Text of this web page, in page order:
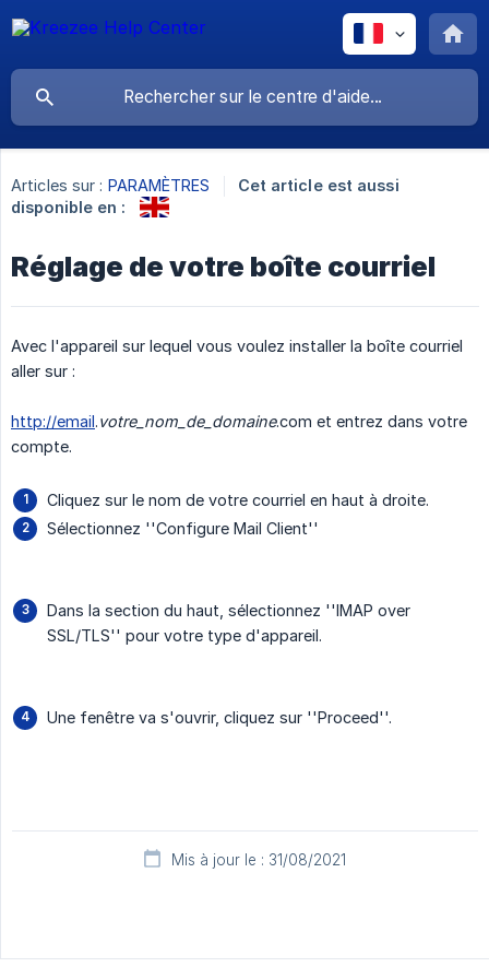
Articles sur : PARAMÈTRES
Cet article est aussi
disponible en :
Réglage de votre boîte courriel
Avec l'appareil sur lequel vous voulez installer la boîte courriel
aller sur :
http://email.votre_nom_de_domaine.com et entrez dans votre
compte.
Cliquez sur le nom de votre courriel en haut à droite.
Sélectionnez ''Configure Mail Client''
Dans la section du haut, sélectionnez ''IMAP over
SSL/TLS'' pour votre type d'appareil.
Une fenêtre va s'ouvrir, cliquez sur ''Proceed''.
Mis à jour le : 31/08/2021